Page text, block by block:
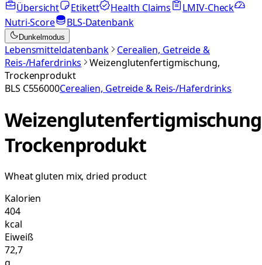
Übersicht
Etikett Health Claims
LMIV-Check
Nutri-Score
BLS-Datenbank
Dunkelmodus
Lebensmitteldatenbank
Cerealien, Getreide &
Reis-/Haferdrinks
Weizenglutenfertigmischung,
Trockenprodukt
BLS C556000Cerealien, Getreide & Reis-/Haferdrinks
Trockenprodukt
Wheat gluten mix, dried product
Kalorien
404
kcal
Eiweiß
72,7